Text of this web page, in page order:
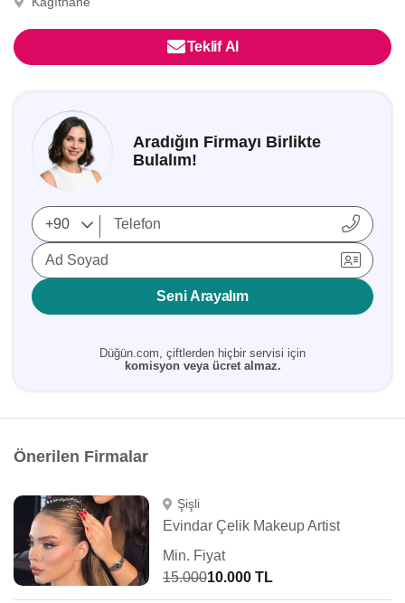
Teklif Al
Aradığın Firmayı Birlikte
Bulalım!
Ad Soyad
Seni Arayalım
Düğün.com, çiftlerden hiçbir servisi için
komisyon veya ücret almaz.
Önerilen Firmalar
Şişli
Evindar Çelik Makeup Artist
Min. Fiyat
15.00010.000 TL